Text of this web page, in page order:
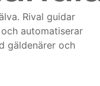
Rival guidar
automatiserar
gäldenärer och